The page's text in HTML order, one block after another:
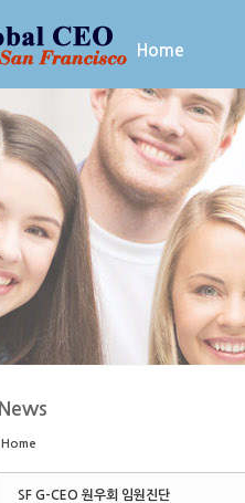
Home
News
Home
SF G-CEO 원우회 임원진단